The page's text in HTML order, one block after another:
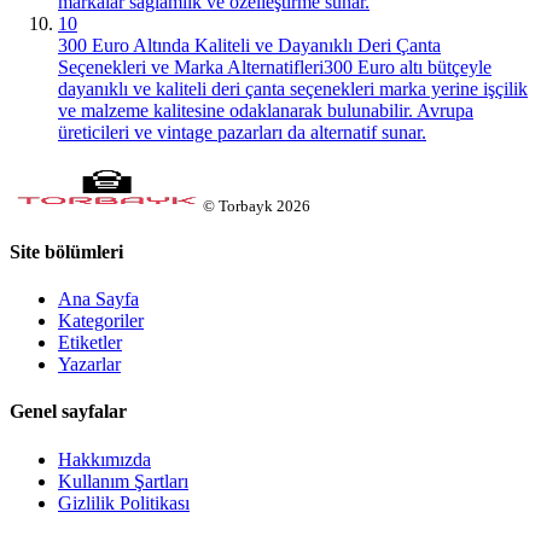
10
300 Euro Altında Kaliteli ve Dayanıklı Deri Çanta
Seçenekleri ve Marka Alternatifleri300 Euro altı bütçeyle
dayanıklı ve kaliteli deri çanta seçenekleri marka yerine işçilik
ve malzeme kalitesine odaklanarak bulunabilir. Avrupa
üreticileri ve vintage pazarları da alternatif sunar.
© Torbayk 2026
Site bölümleri
Ana Sayfa
Kategoriler
Etiketler
Yazarlar
Genel sayfalar
Hakkımızda
Kullanım Şartları
Gizlilik Politikası